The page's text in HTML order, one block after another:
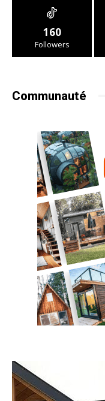
160
Followers
Communauté